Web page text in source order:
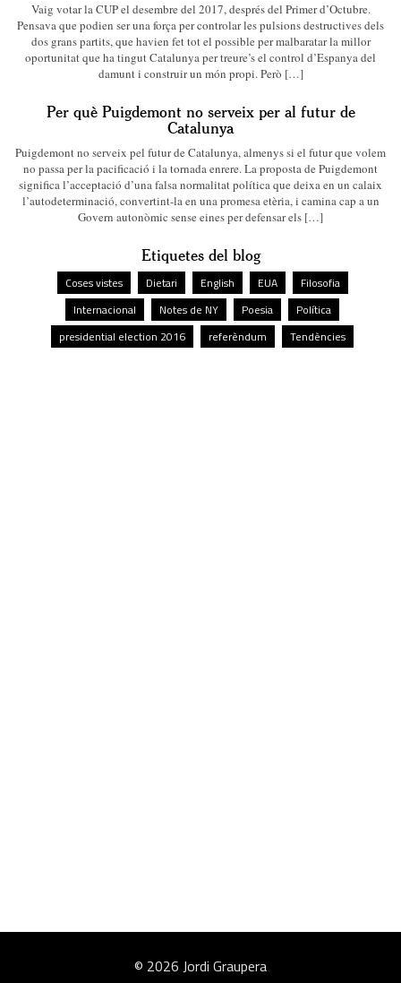
Vaig votar la CUP el desembre del 2017, després del Primer d’Octubre.
Pensava que podien ser una força per controlar les pulsions destructives dels
dos grans partits, que havien fet tot el possible per malbaratar la millor
oportunitat que ha tingut Catalunya per treure’s el control d’Espanya del
damunt i construir un món propi. Però […]
Per què Puigdemont no serveix per al futur de
Catalunya
Puigdemont no serveix pel futur de Catalunya, almenys si el futur que volem
no passa per la pacificació i la tornada enrere. La proposta de Puigdemont
significa l’acceptació d’una falsa normalitat política que deixa en un calaix
l’autodeterminació, convertint-la en una promesa etèria, i camina cap a un
Govern autonòmic sense eines per defensar els […]
Etiquetes del blog
Coses vistes Dietari English EUA
Filosofia
Internacional
Notes de NY Poesia
Política
presidential election 2016
referèndum Tendències
© 2026 Jordi Graupera